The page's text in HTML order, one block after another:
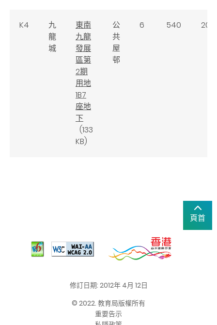
K4
九
龍
城
東南
九龍
發展
區第
2期
用地
1B7
座地
下
(133
KB)
公
共
屋
邨
6 540
頁首
修訂日期: 2012年 4月 12日
© 2022. 教育局版權所有
重要告示